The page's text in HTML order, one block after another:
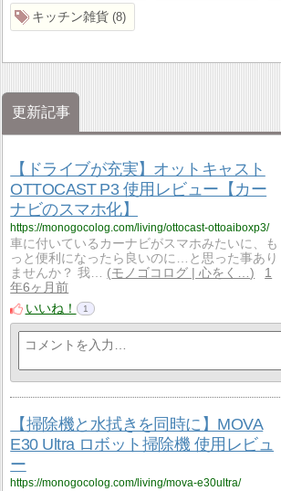
キッチン雑貨 8
更新記事
【ドライブが充実】オットキャスト
OTTOCAST P3 使用レビュー【カー
ナビのスマホ化】
https://monogocolog.com/living/ottocast-ottoaiboxp3/
車に付いているカーナビがスマホみたいに、も
っと便利になったら良いのに…と思った事あり
ませんか？ 我…
モノゴコログ | 心をく…
1
年6ヶ月前
いいね！
1
【掃除機と水拭きを同時に】MOVA
E30 Ultra ロボット掃除機 使用レビュ
ー
https://monogocolog.com/living/mova-e30ultra/